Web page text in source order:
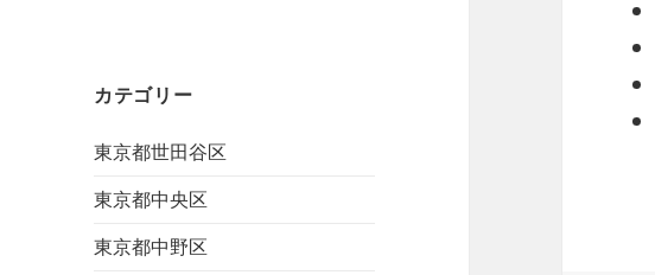
カテゴリー
東京都世田谷区
東京都中央区
東京都中野区